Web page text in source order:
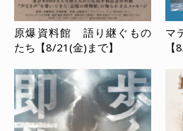
原爆資料館 語り継ぐもの
たち【8/21(金)まで】
マ